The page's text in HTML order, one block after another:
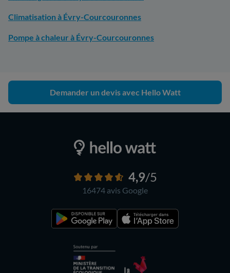
Climatisation à Évry-Courcouronnes
Pompe à chaleur à Évry-Courcouronnes
Demander un devis avec Hello Watt
4,9/5
16474 avis Google